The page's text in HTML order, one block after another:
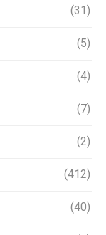
(31)
(5)
(4)
(7)
(2)
(412)
(40)